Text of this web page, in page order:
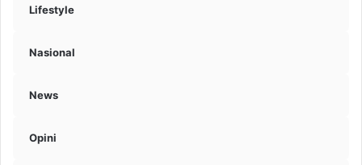
Lifestyle
Nasional
News
Opini